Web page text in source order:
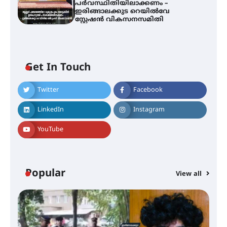
പർവസ്ഥിതിയിലാക്കണം –
ഇരിങ്ങാലക്കുട റെയിൽവേ
സ്റ്റേഷൻ വികസനസമിതി
Get In Touch
Twitter Facebook
LinkedIn Instagram
YouTube
Popular View all
സാന്ത്വന പരിചരണത്തിന്
കരുത്തായി പി.ആർ. ബാലൻ
മാസ്റ്റർ മെമ്മോറിയൽ ചാരിറ്റബിൾ
സൊസൈറ്റി; 13-ാം വാർഷിക
ആളൂർ പഞ്ചായത്തിനെ